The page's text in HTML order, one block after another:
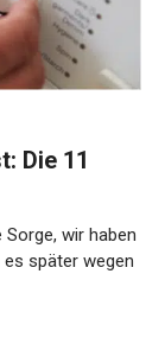
Die 11
wir haben
später wegen